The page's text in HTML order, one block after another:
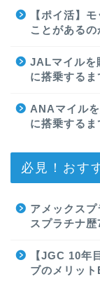
【ポイ活】
ことがあるの
JALマイルを
に搭乗するま
ANAマイル
に搭乗するま
必見！おす
アメックス
スプラチナ歴
【JGC 10年
ブのメリッ